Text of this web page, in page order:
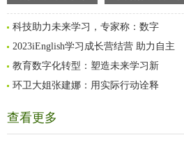
科技助力未来学习，专家称：数字
2023iEnglish学习成长营结营 助力自主
教育数字化转型：塑造未来学习新
环卫大姐张建娜：用实际行动诠释
查看更多